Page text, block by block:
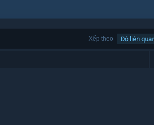
Xếp theo Độ liên